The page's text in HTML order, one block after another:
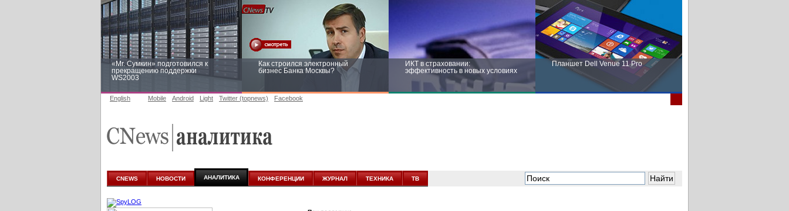
«Mr. Сумкин» подготовился к
прекращению поддержки
WS2003
Как строился электронный
бизнес Банка Москвы?
ИКТ в страховании:
эффективность в новых условиях
Планшет Dell Venue 11 Pro
аналитике
новых условиях
English Mobile Android Light Twitter (topnews) Facebook
CNEWS НОВОСТИ АНАЛИТИКА КОНФЕРЕНЦИИ ЖУРНАЛ ТЕХНИКА ТВ